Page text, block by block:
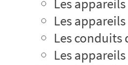
Les
Les
Les conduits
Les